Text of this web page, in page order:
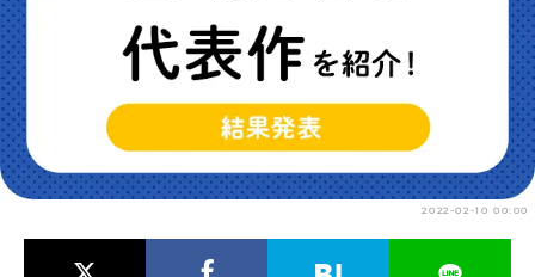
アニメ映画一覧 実写化映画一覧
今期アニメ曜日別一覧
春アニメ
男性声優/女性声優一覧
2022-02-10 00:00